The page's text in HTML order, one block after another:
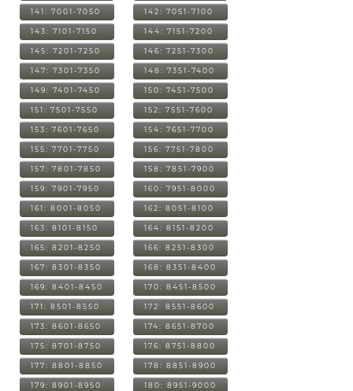
141: 7001-7050 142: 7051-7100
143: 7101-7150 144: 7151-7200
145: 7201-7250 146: 7251-7300
147: 7301-7350 148: 7351-7400
149: 7401-7450 150: 7451-7500
151: 7501-7550 152: 7551-7600
153: 7601-7650 154: 7651-7700
155: 7701-7750 156: 7751-7800
157: 7801-7850 158: 7851-7900
159: 7901-7950 160: 7951-8000
161: 8001-8050 162: 8051-8100
163: 8101-8150 164: 8151-8200
165: 8201-8250 166: 8251-8300
167: 8301-8350 168: 8351-8400
169: 8401-8450 170: 8451-8500
171: 8501-8550 172: 8551-8600
173: 8601-8650 174: 8651-8700
175: 8701-8750 176: 8751-8800
177: 8801-8850 178: 8851-8900
179: 8901-8950 180: 8951-9000